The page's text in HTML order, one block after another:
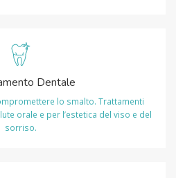
Dentale
lo smalto. Trattamenti
orale e per l’estetica del viso e del
sorriso.